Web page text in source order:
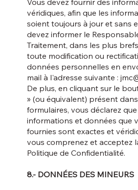
véridiques, afin que les
soient toujours à jour et sans
devez informer le
Traitement, dans les plus
toute modification ou
données personnelles en
mail à l'adresse suivante :
De plus, en cliquant sur le
» (ou équivalent) présent
formulaires, vous déclarez
informations et données que
fournies sont exactes et
vous comprenez et acceptez
Politique de Confidentialité.
8.- DONNÉES DES MINEURS